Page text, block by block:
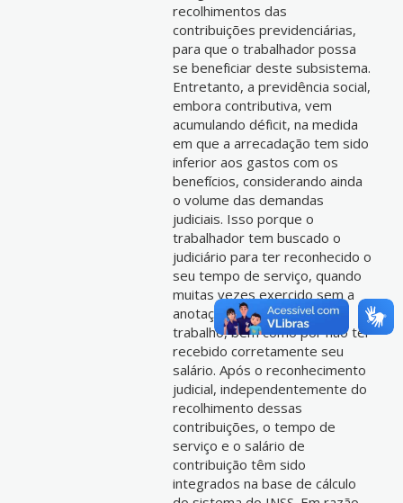
recolhimentos das
contribuições previdenciárias,
para que o trabalhador possa
se beneficiar deste subsistema.
Entretanto, a previdência social,
embora contributiva, vem
acumulando déficit, na medida
em que a arrecadação tem sido
inferior aos gastos com os
benefícios, considerando ainda
o volume das demandas
judiciais. Isso porque o
trabalhador tem buscado o
judiciário para ter reconhecido o
seu tempo de serviço, quando
muitas vezes exercido sem a
anotação em carteira de
trabalho, bem como por não ter
recebido corretamente seu
salário. Após o reconhecimento
judicial, independentemente do
recolhimento dessas
contribuições, o tempo de
serviço e o salário de
contribuição têm sido
integrados na base de cálculo